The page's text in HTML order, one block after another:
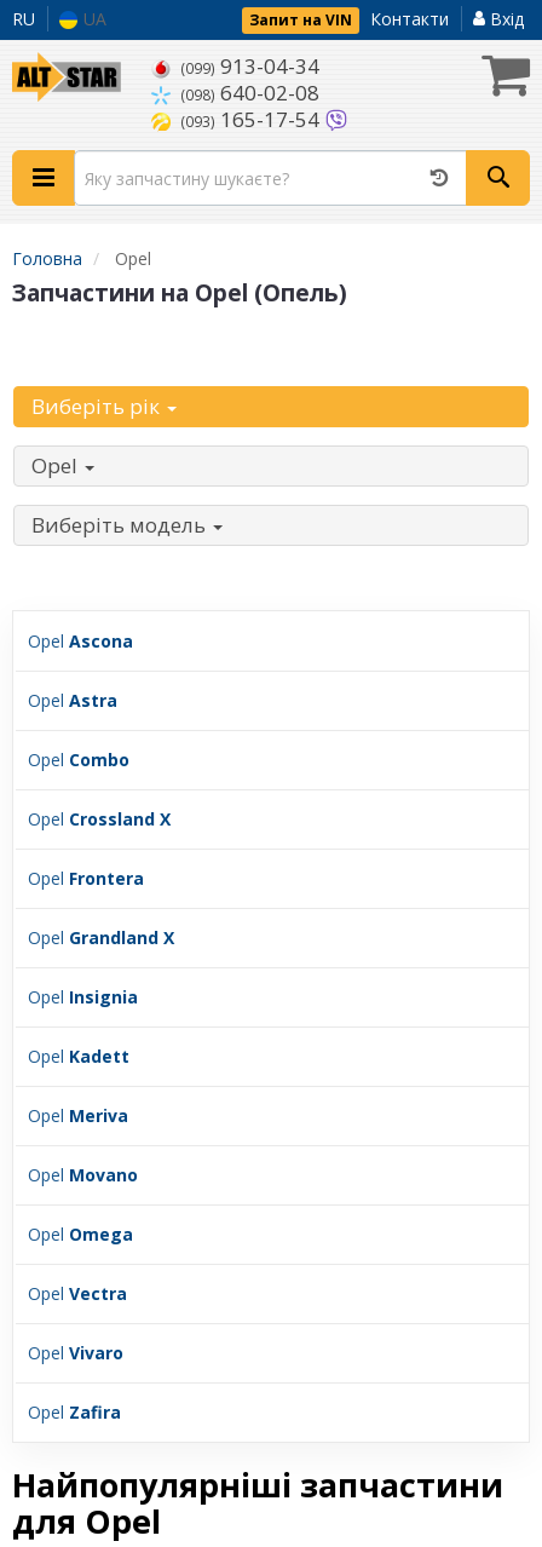
RU UA Запит на VIN Контакти Вхід
(099) 913-04-34
(098) 640-02-08
(093) 165-17-54
Головна Opel
Запчастини на Opel (Опель)
Виберіть рік
Opel
Виберіть модель
Opel Ascona
Opel Astra
Opel Combo
Opel Crossland X
Opel Frontera
Opel Grandland X
Opel Insignia
Opel Kadett
Opel Meriva
Opel Movano
Opel Omega
Opel Vectra
Opel Vivaro
Opel Zafira
Найпопулярніші запчастини
для Opel